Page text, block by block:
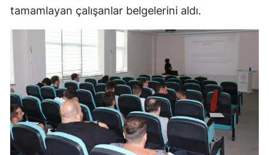
tamamlayan çalışanlar belgelerini aldı.